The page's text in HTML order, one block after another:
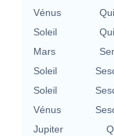
Vénus
Soleil
Mars
Soleil
Soleil
Vénus
Jupiter